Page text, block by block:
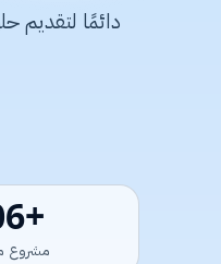
دائمًا لتقديم
+120
مشروع